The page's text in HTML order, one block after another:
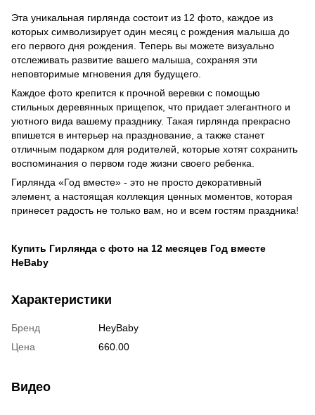
Эта уникальная гирлянда состоит из 12 фото, каждое из
которых символизирует один месяц с рождения малыша до
его первого дня рождения. Теперь вы можете визуально
отслеживать развитие вашего малыша, сохраняя эти
неповторимые мгновения для будущего.
Каждое фото крепится к прочной веревки с помощью
стильных деревянных прищепок, что придает элегантного и
уютного вида вашему празднику. Такая гирлянда прекрасно
впишется в интерьер на празднование, а также станет
отличным подарком для родителей, которые хотят сохранить
воспоминания о первом годе жизни своего ребенка.
Гирлянда «Год вместе» - это не просто декоративный
элемент, а настоящая коллекция ценных моментов, которая
принесет радость не только вам, но и всем гостям праздника!
Купить Гирлянда с фото на 12 месяцев Год вместе
HeBaby
Характеристики
Бренд
HeyBaby
Цена
660.00
Видео